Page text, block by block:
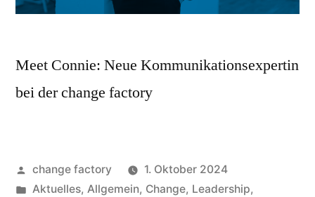
Meet Connie: Neue Kommunikationsexpertin
bei der change factory
change factory
1. Oktober 2024
Aktuelles, Allgemein, Change, Leadership,